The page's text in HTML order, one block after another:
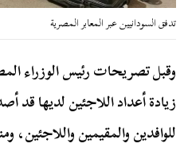
تدفق السودانيين عبر المعابر المصرية
وقبل تصريحات رئيس الوزراء
زيادة أعداد اللاجئين لديها قد
للوافدين والمقيمين